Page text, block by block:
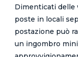
Dimenticati delle
poste in locali
postazione può
un ingombro